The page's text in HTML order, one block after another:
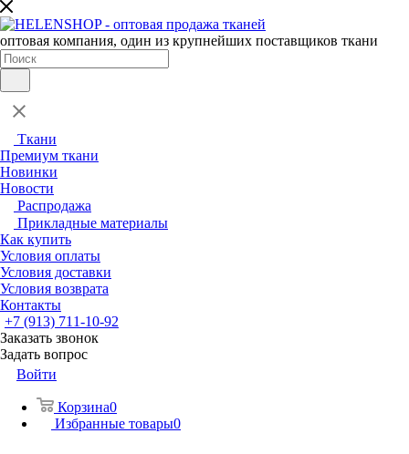
оптовая компания, один из крупнейших поставщиков ткани
Ткани
Премиум ткани
Новинки
Новости
Распродажа
Прикладные материалы
Как купить
Условия оплаты
Условия доставки
Условия возврата
Контакты
+7 (913) 711-10-92
Заказать звонок
Задать вопрос
Войти
Корзина0
Избранные товары0